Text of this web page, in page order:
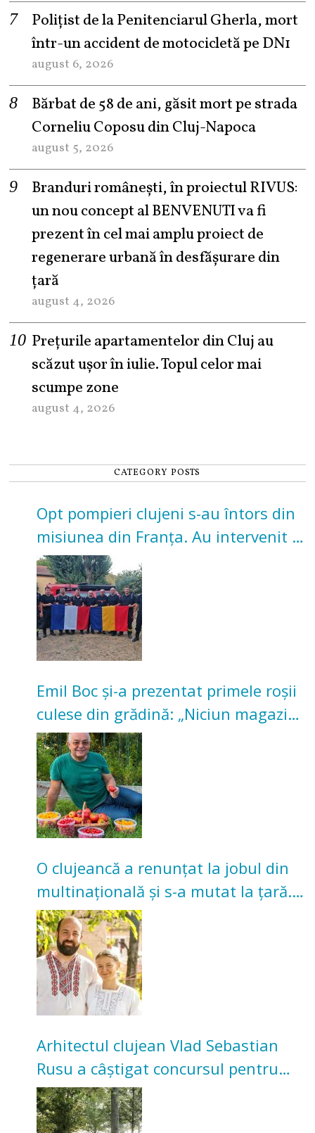
Polițist de la Penitenciarul Gherla, mort
într-un accident de motocicletă pe DN1
august 6, 2026
Bărbat de 58 de ani, găsit mort pe strada
Corneliu Coposu din Cluj-Napoca
august 5, 2026
Branduri românești, în proiectul RIVUS:
un nou concept al BENVENUTI va fi
prezent în cel mai amplu proiect de
regenerare urbană în desfășurare din
țară
august 4, 2026
Prețurile apartamentelor din Cluj au
scăzut ușor în iulie. Topul celor mai
scumpe zone
august 4, 2026
CATEGORY POSTS
Opt pompieri clujeni s-au întors din
misiunea din Franța. Au intervenit la
incendii de vegetație și pădure
Emil Boc și-a prezentat primele roșii
culese din grădină: „Niciun magazin
nu poate oferi această satisfacție”
O clujeancă a renunțat la jobul din
multinațională și s-a mutat la țară.
Acum cultivă legume în grădina
bunicilor
Arhitectul clujean Vlad Sebastian
Rusu a câștigat concursul pentru
transformarea Grădinii Casei
Universitarilor